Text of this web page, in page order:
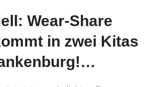
Wear-Share
in zwei Kitas